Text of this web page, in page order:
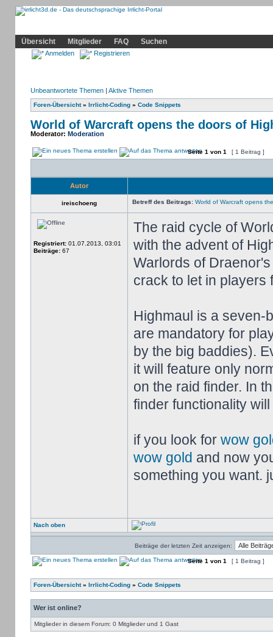
Übersicht
Mitglieder FAQ Suchen
Anmelden Registrieren
Unbeantwortete Themen| Aktive Themen
Foren-Übersicht» Irrlicht-Coding» Code Snippets
World of Warcraft opens the doors of
Moderator: Moderation
Seite 1 von 1 [ 1 Beitrag ]
Autor
ireischoeng Betreff des Beitrags: World of Warcraft opens
Registriert:01.07.2013, 03:01
Beiträge:67
The raid cycle of
with the advent of
Warlords of
crack to let in players
Highmaul is a seven-
are mandatory for
by the big baddies).
it will feature only
on the raid finder. In
finder functionality
if you look for wow
wow gold and now
something you want.
Nach oben
Beiträge der letzten Zeit anzeigen:
Seite 1 von 1 [ 1 Beitrag ]
Foren-Übersicht» Irrlicht-Coding» Code Snippets
Wer ist online?
Mitglieder in diesem Forum: 0 Mitglieder und 1 Gast